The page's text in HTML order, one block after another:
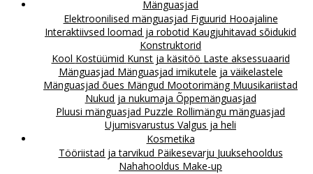
Mänguasjad
Elektroonilised mänguasjad Figuurid Hooajaline
Interaktiivsed loomad ja robotid Kaugjuhitavad sõidukid
Konstruktorid
Kool Kostüümid Kunst ja käsitöö Laste aksessuaarid
Mänguasjad Mänguasjad imikutele ja väikelastele
Mänguasjad õues Mängud Mootorimäng Muusikariistad
Nukud ja nukumaja Õppemänguasjad
Pluusi mänguasjad Puzzle Rollimängu mänguasjad
Ujumisvarustus Valgus ja heli
Kosmetika
Tööriistad ja tarvikud Päikesevarju Juuksehooldus
Nahahooldus Make-up